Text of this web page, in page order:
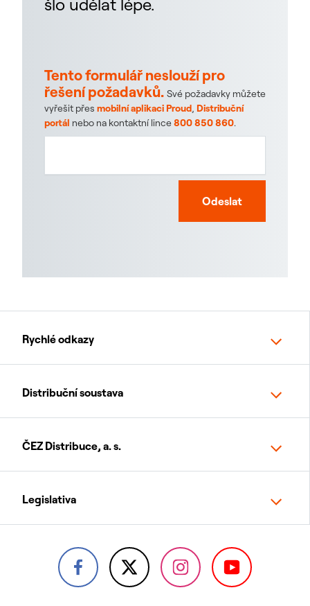
Tento formulář neslouží pro
řešení požadavků. Své požadavky můžete
vyřešit přes mobilní aplikaci Proud, Distribuční
portál nebo na kontaktní lince800 850 860.
Odeslat
Rychlé odkazy
Distribuční soustava
ČEZ Distribuce, a. s.
Legislativa